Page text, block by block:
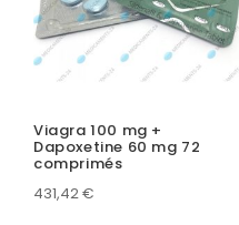
Viagra 100 mg +
Dapoxetine 60 mg 72
comprimés
431,42€